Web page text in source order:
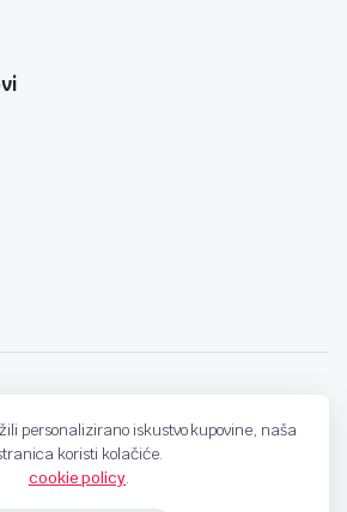
personalizirano iskustvo kupovine, naša
koristi kolačiće.
cookie policy.